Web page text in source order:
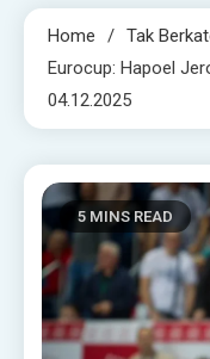
Home
Tak
Eurocup: Hapoel
04.12.2025
5 MINS READ